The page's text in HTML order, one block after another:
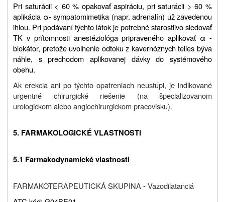
Pri saturácii < 60 % opakovať aspiráciu, pri saturácii > 60 %
aplikácia α- sympatomimetika (napr. adrenalín) už zavedenou
ihlou. Pri podávaní týchto látok je potrebné starostlivo sledovať
TK v prítomnosti anestéziológa pripraveného aplikovať α -
blokátor, pretože uvoľnenie odtoku z kavernóznych telies býva
náhle, s prechodom aplikovanej dávky do systémového
obehu.
Ak erekcia ani po týchto opatreniach neustúpi, je indikované
urgentné chirurgické riešenie (na špecializovanom
urologickom alebo angiochirurgickom pracovisku).
5. FARMAKOLOGICKÉ VLASTNOSTI
5.1 Farmakodynamické vlastnosti
FARMAKOTERAPEUTICKÁ SKUPINA - Vazodilatanciá